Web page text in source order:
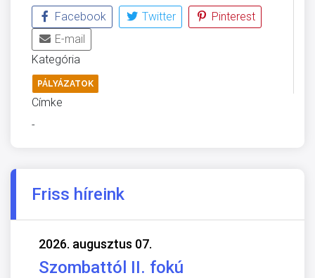
Facebook
Twitter
Pinterest
E-mail
Kategória
PÁLYÁZATOK
Címke
-
Friss híreink
2026. augusztus 07.
Szombattól II. fokú